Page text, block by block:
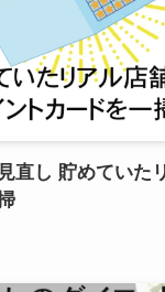
直し 貯めていた